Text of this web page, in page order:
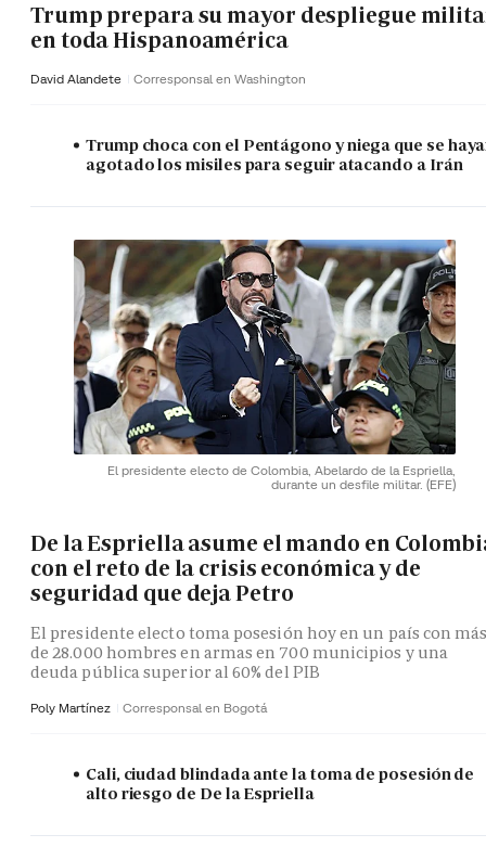
Trump prepara su mayor despliegue
en toda Hispanoamérica
David Alandete Corresponsal en Washington
Trump choca con el Pentágono y niega que se
agotado los misiles para seguir atacando a Irán
El presidente electo de Colombia, Abelardo de la Espriella,
durante un desfile militar. (EFE)
De la Espriella asume el mando en
con el reto de la crisis económica y de
seguridad que deja Petro
El presidente electo toma posesión hoy en un país con
de 28.000 hombres en armas en 700 municipios y una
deuda pública superior al 60% del PIB
Poly Martínez Corresponsal en Bogotá
Cali, ciudad blindada ante la toma de posesión de
alto riesgo de De la Espriella